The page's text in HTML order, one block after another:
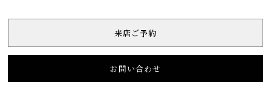
来店ご予約
お問い合わせ